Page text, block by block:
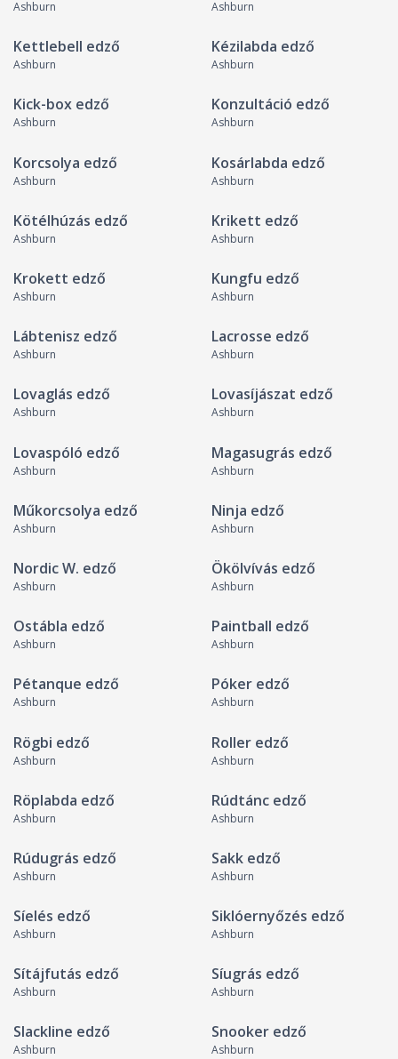
Ashburn Ashburn
Kettlebell edző
Ashburn
Kézilabda edző
Ashburn
Kick-box edző
Ashburn
Konzultáció edző
Ashburn
Korcsolya edző
Ashburn
Kosárlabda edző
Ashburn
Kötélhúzás edző
Ashburn
Krikett edző
Ashburn
Krokett edző
Ashburn
Kungfu edző
Ashburn
Lábtenisz edző
Ashburn
Lacrosse edző
Ashburn
Lovaglás edző
Ashburn
Lovasíjászat edző
Ashburn
Lovaspóló edző
Ashburn
Magasugrás edző
Ashburn
Műkorcsolya edző
Ashburn
Ninja edző
Ashburn
Nordic W. edző
Ashburn
Ökölvívás edző
Ashburn
Ostábla edző
Ashburn
Paintball edző
Ashburn
Pétanque edző
Ashburn
Póker edző
Ashburn
Rögbi edző
Ashburn
Roller edző
Ashburn
Röplabda edző
Ashburn
Rúdtánc edző
Ashburn
Rúdugrás edző
Ashburn
Sakk edző
Ashburn
Síelés edző
Ashburn
Siklóernyőzés edző
Ashburn
Sítájfutás edző
Ashburn
Síugrás edző
Ashburn
Slackline edző
Ashburn
Snooker edző
Ashburn